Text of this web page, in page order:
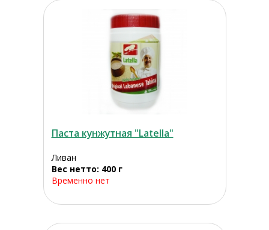
Паста кунжутная "Latella"
Ливан
Вес нетто: 400 г
Временно нет